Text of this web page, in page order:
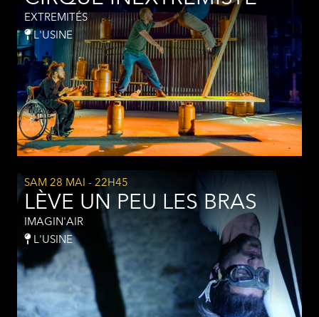
EXTREMITÉS
L'USINE
SAM 28 MAI - 22H45
LÈVE UN PEU LES BRAS
IMAGIN'AIR
L'USINE